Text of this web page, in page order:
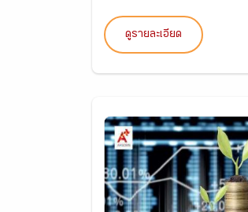
ดูรายละเอียด